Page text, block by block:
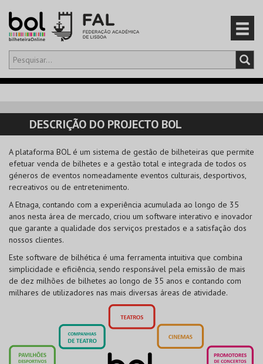
Olá,iniciar sessão
CARRINHO
EVENTOS
CARTÕES
PRODUTOS
DESCRIÇÃO DO PROJECTO BOL
A plataforma BOL é um sistema de gestão de bilheteiras que permite
efetuar venda de bilhetes e a gestão total e integrada de todos os
géneros de eventos nomeadamente eventos culturais, desportivos,
recreativos ou de entretenimento.
A Etnaga, contando com a experiência acumulada ao longo de 35
anos nesta área de mercado, criou um software interativo e inovador
que garante a qualidade dos serviços prestados e a satisfação dos
nossos clientes.
Este software de bilhética é uma ferramenta intuitiva que combina
simplicidade e eficiência, sendo responsável pela emissão de mais
de dez milhões de bilhetes ao longo de 35 anos e contando com
milhares de utilizadores nas mais diversas áreas de atividade.